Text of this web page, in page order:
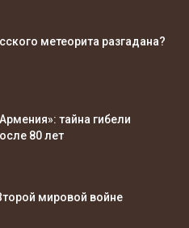
метеорита разгадана?
тайна гибели
80 лет
мировой войне